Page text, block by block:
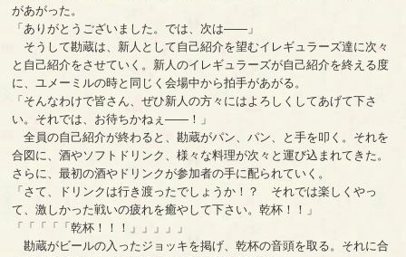
があがった。
「ありがとうございました。では、次は――」
そうして勘蔵は、新人として自己紹介を望むイレギュラーズ達に次々
と自己紹介をさせていく。新人のイレギュラーズが自己紹介を終える度
に、ユメーミルの時と同じく会場中から拍手があがる。
「そんなわけで皆さん、ぜひ新人の方々にはよろしくしてあげて下さ
い。それでは、お待ちかねぇ――！」
全員の自己紹介が終わると、勘蔵がパン、パン、と手を叩く。それを
合図に、酒やソフトドリンク、様々な料理が次々と運び込まれてきた。
さらに、最初の酒やドリンクが参加者の手に配られていく。
「さて、ドリンクは行き渡ったでしょうか！？ それでは楽しくやっ
て、激しかった戦いの疲れを癒やして下さい。乾杯！！」
「「「「「乾杯！！！」」」」」
勘蔵がビールの入ったジョッキを掲げ、乾杯の音頭を取る。それに合